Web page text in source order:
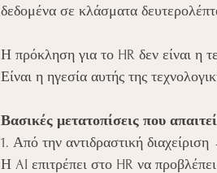
δεδομένα σε κλάσματα
Η πρόκληση για το HR δεν είναι η
Είναι η ηγεσία αυτής της
Βασικές μετατοπίσεις που
1. Από την αντιδραστική
Η AI επιτρέπει στο HR να